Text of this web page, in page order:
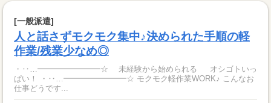
[一般派遣]
人と話さずモクモク集中♪決められた手順の軽
作業/残業少なめ◎
・‥…━━━━━━━━☆ 未経験から始められる オシゴトいっ
ぱい！ ・‥…━━━━━━━━☆ モクモク軽作業WORK♪ こんなお
仕事どうです...